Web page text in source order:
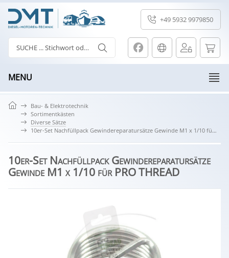
+49 5932 9979850
MENU
Bau- & Elektrotechnik
Sortimentkästen
Diverse Sätze
10er-Set Nachfüllpack Gewindereparatursätze Gewinde M1 x 1/10 für PRO THREAD
10er-Set Nachfüllpack Gewindereparatursätze
Gewinde M1 x 1/10 für PRO THREAD